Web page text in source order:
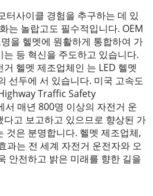
터사이클 경험을 추구하는 데 있
는 놀랍고도 필수적입니다. OEM
을 헬멧에 원활하게 통합하여 가
등 혁신을 주도하고 있습니다.
거 헬멧 제조업체인 는 LED 헬멧
선두에 서 있습니다. 미국 고속도
Traffic Safety
매년 800명 이상의 자전거 운
고 보고하고 있으므로 향상된 가
것은 분명합니다. 헬멧 제조업체,
과는 전 세계 자전거 운전자와 오
안전하고 밝은 미래를 향한 길을